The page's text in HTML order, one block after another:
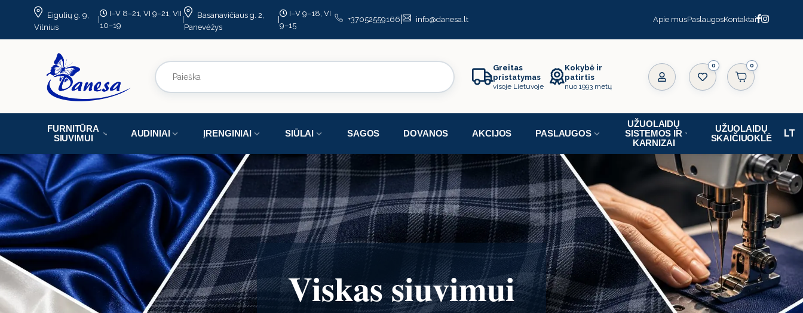
Eigulių g. 9,
Vilnius
I–V 8–21, VI 9–21, VII
10–19
Basanavičiaus g. 2,
Panevėžys
I–V 9–18, VI
9–15
+37052559166 info@danesa.lt Apie musPaslaugosKontaktai
Greitas
pristatymas
visoje Lietuvoje
Kokybė ir
patirtis
nuo 1993 metų
0
FURNITŪRA
SIUVIMUI
AUDINIAI ĮRENGINIAI SIŪLAI SAGOS DOVANOS AKCIJOS PASLAUGOS
UŽUOLAIDŲ
SISTEMOS IR
KARNIZAI
UŽUOLAIDŲ
SKAIČIUOKLĖ
Viskas siuvimui